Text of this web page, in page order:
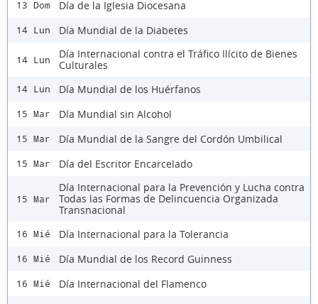
13 Dom Día de la Iglesia Diocesana
14 Lun Día Mundial de la Diabetes
14 Lun
Día Internacional contra el Tráfico Ilícito de Bienes
Culturales
14 Lun Día Mundial de los Huérfanos
15 Mar Día Mundial sin Alcohol
15 Mar Día Mundial de la Sangre del Cordón Umbilical
15 Mar Día del Escritor Encarcelado
15 Mar
Día Internacional para la Prevención y Lucha contra
Todas las Formas de Delincuencia Organizada
Transnacional
16 Mié Día Internacional para la Tolerancia
16 Mié Día Mundial de los Record Guinness
16 Mié Día Internacional del Flamenco